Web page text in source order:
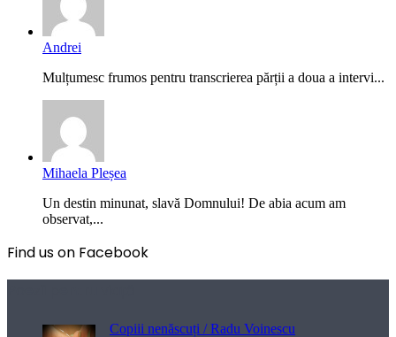
Andrei
Mulțumesc frumos pentru transcrierea părții a doua a intervi...
Mihaela Pleșea
Un destin minunat, slavă Domnului! De abia acum am
observat,...
Find us on Facebook
Copiii nenăscuți / Radu Voinescu